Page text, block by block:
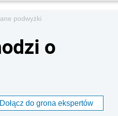
podwyżki
o
Dołącz do grona ekspertów